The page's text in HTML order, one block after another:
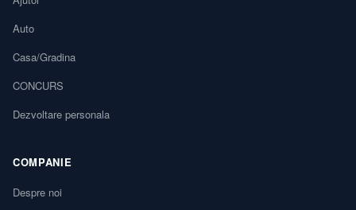
Auto
Casa/Gradina
CONCURS
Dezvoltare personala
COMPANIE
Despre noi